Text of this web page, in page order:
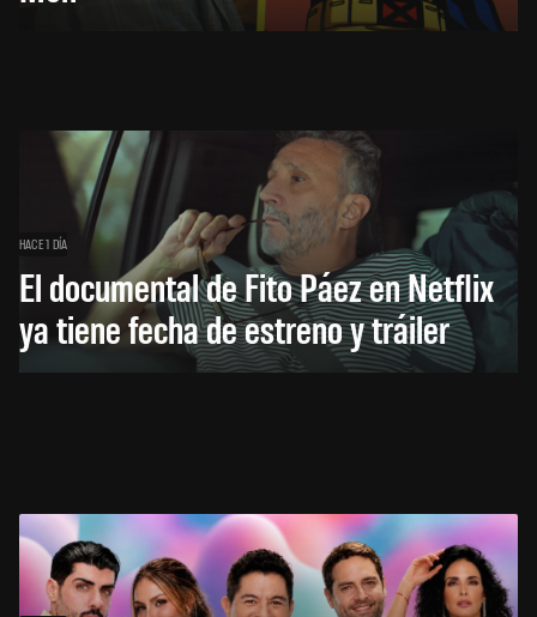
HACE 1 DÍA
El documental de Fito Páez en Netflix
ya tiene fecha de estreno y tráiler